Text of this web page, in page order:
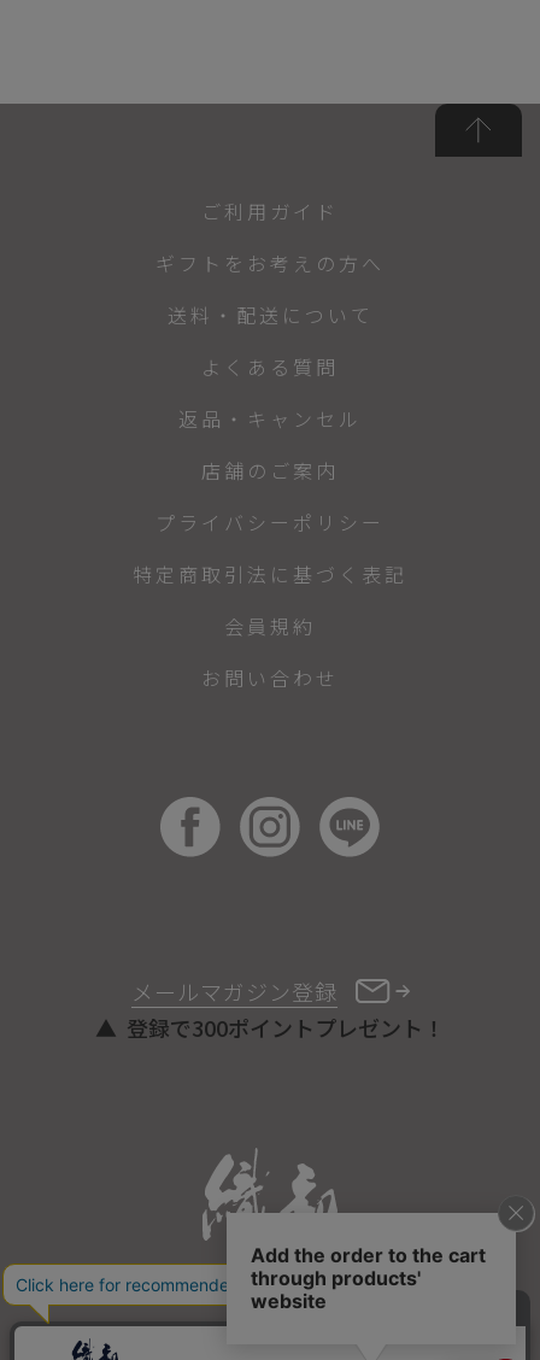
ONLINE STORE
メールマガジン登録
登録で300ポイントプレゼント！
ご利用ガイド
ギフトをお考えの方へ
送料・配送について
よくある質問
返品・キャンセル
店舗のご案内
プライバシーポリシー
特定商取引法に基づく表記
会員規約
お問い合わせ